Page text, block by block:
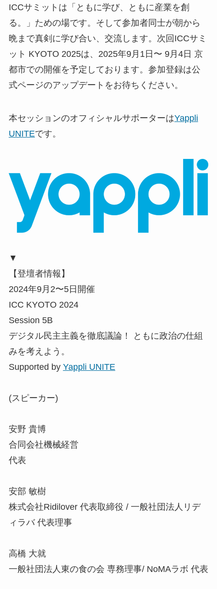
ICCサミットは「ともに学び、ともに産業を創
る。」ための場です。そして参加者同士が朝から
晩まで真剣に学び合い、交流します。次回ICCサミ
ット KYOTO 2025は、2025年9月1日〜 9月4日 京
都市での開催を予定しております。参加登録は公
式ページのアップデートをお待ちください。
本セッションのオフィシャルサポーターはYappli
UNITEです。
▼
【登壇者情報】
2024年9月2〜5日開催
ICC KYOTO 2024
Session 5B
デジタル民主主義を徹底議論！ ともに政治の仕組
みを考えよう。
Supported by Yappli UNITE
(スピーカー)
安野 貴博
合同会社機械経営
代表
安部 敏樹
株式会社Ridilover 代表取締役 / 一般社団法人リデ
ィラバ 代表理事
高橋 大就
一般社団法人東の食の会 専務理事/ NoMAラボ 代表